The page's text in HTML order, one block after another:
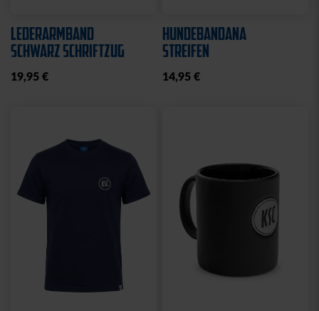
LEDERARMBAND
SCHWARZ SCHRIFTZUG
19,95 €
HUNDEBANDANA
STREIFEN
14,95 €